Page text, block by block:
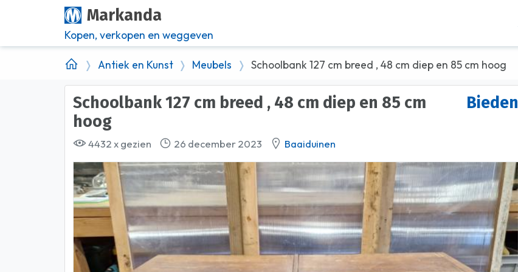
Markanda
Kopen, verkopen en weggeven
Antiek en Kunst Meubels Schoolbank 127 cm breed , 48 cm diep en 85 cm hoog
Bieden
Schoolbank 127 cm breed , 48 cm diep en 85 cm
hoog
4432 x gezien 26 december 2023 Baaiduinen